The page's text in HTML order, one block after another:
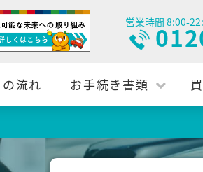
営業時間 8:00-
流れ お手続き書類